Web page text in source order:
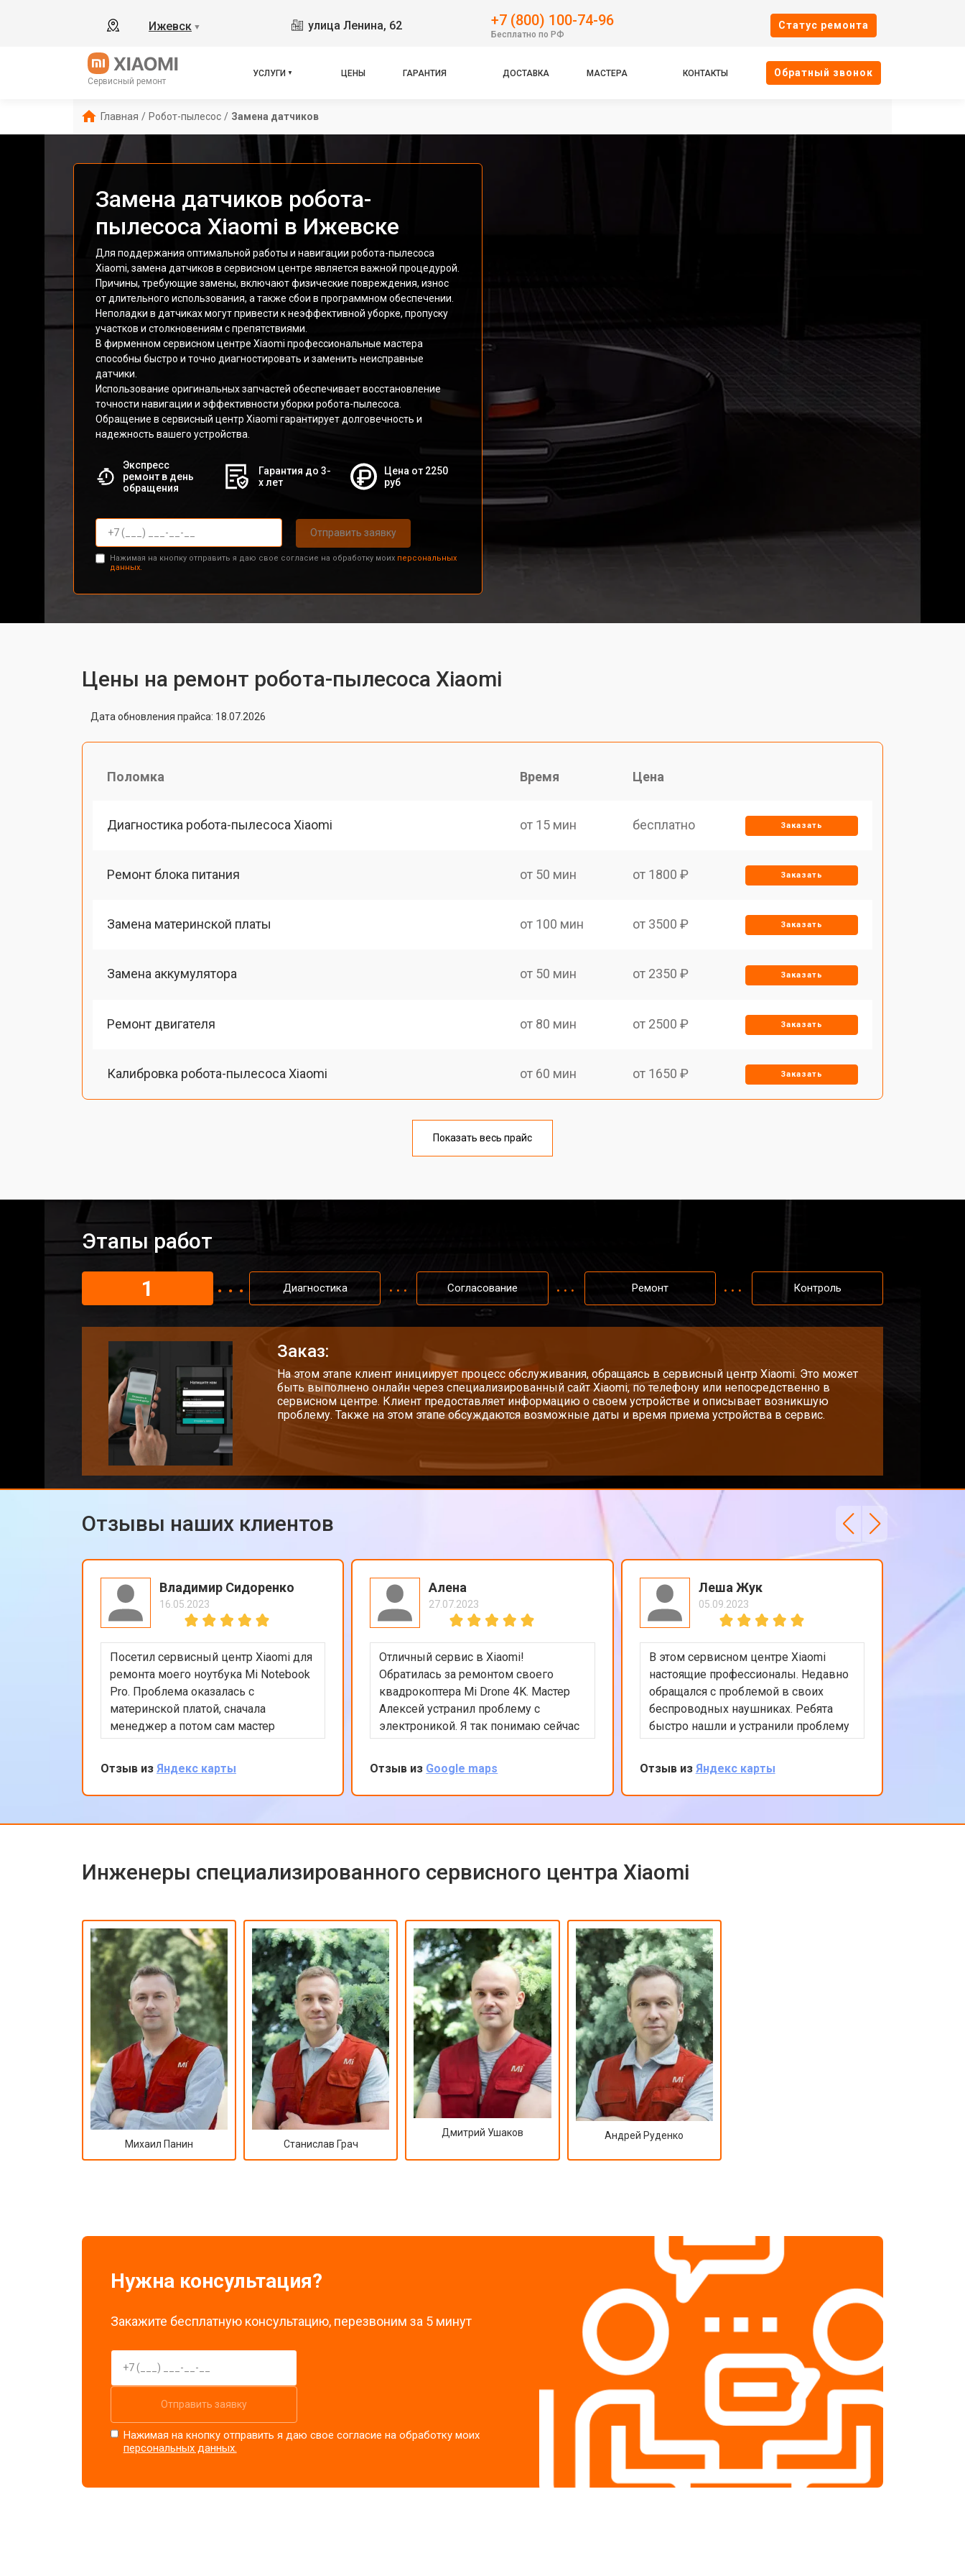
Ижевск ▼ улица Ленина, 62 +7 (800) 100-74-96
Бесплатно по РФ
Cтатус ремонта
Сервисный ремонт
УСЛУГИ ЦЕНЫ ГАРАНТИЯ ДОСТАВКА МАСТЕРА КОНТАКТЫ Oбратный звонок
Главная / Робот-пылесос / Замена датчиков
Замена датчиков робота-
пылесоса Xiaomi в Ижевске
Для поддержания оптимальной работы и навигации робота-пылесоса
Xiaomi, замена датчиков в сервисном центре является важной процедурой.
Причины, требующие замены, включают физические повреждения, износ
от длительного использования, а также сбои в программном обеспечении.
Неполадки в датчиках могут привести к неэффективной уборке, пропуску
участков и столкновениям с препятствиями.
В фирменном сервисном центре Xiaomi профессиональные мастера
способны быстро и точно диагностировать и заменить неисправные
датчики.
Использование оригинальных запчастей обеспечивает восстановление
точности навигации и эффективности уборки робота-пылесоса.
Обращение в сервисный центр Xiaomi гарантирует долговечность и
надежность вашего устройства.
Экспресс
ремонт в день
обращения
Гарантия до 3-
х лет
Цена от 2250
руб
Отправить заявку
Нажимая на кнопку отправить я даю свое согласие на обработку моих персональных
данных.
Цены на ремонт робота-пылесоса Xiaomi
Дата обновления прайса: 18.07.2026
Поломка Время Цена
Диагностика робота-пылесоса Xiaomi от 15 мин бесплатно Заказать
Ремонт блока питания от 50 мин от 1800 ₽ Заказать
Замена материнской платы от 100 мин от 3500 ₽ Заказать
Замена аккумулятора от 50 мин от 2350 ₽ Заказать
Ремонт двигателя от 80 мин от 2500 ₽ Заказать
Калибровка робота-пылесоса Xiaomi от 60 мин от 1650 ₽ Заказать
от 50 мин
Показать весь прайс
Этапы работ
1
Диагностика Согласование Ремонт Контроль
Заказ:
На этом этапе клиент инициирует процесс обслуживания, обращаясь в сервисный центр Xiaomi. Это может
быть выполнено онлайн через специализированный сайт Xiaomi, по телефону или непосредственно в
сервисном центре. Клиент предоставляет информацию о своем устройстве и описывает возникшую
проблему. Также на этом этапе обсуждаются возможные даты и время приема устройства в сервис.
Отзывы наших клиентов
Владимир Сидоренко
16.05.2023
Посетил сервисный центр Xiaomi для
ремонта моего ноутбука Mi Notebook
Pro. Проблема оказалась с
материнской платой, сначала
менеджер а потом сам мастер
подробно объяснили процесс
ремонта. Утром оставил заявку, в
обед курьер приехал и к вечеру
ноутбук был готов-очень быстро.
качеством ремонта.
Отзыв из Яндекс карты
Алена
27.07.2023
Отличный сервис в Xiaomi!
Обратилась за ремонтом своего
квадрокоптера Mi Drone 4K. Мастер
Алексей устранил проблему с
электроникой. Я так понимаю сейчас
квадрокоптеры часто в сервсиы
прилетают на ремонт и цены на них
взлетели ай-ай. Вообще в сервисе
все было сделано быстро и
приемлемой с учетом нынешних цен
технику!
Отзыв из Google maps
Леша Жук
05.09.2023
В этом сервисном центре Xiaomi
настоящие профессионалы. Недавно
обращался с проблемой в своих
беспроводных наушниках. Ребята
быстро нашли и устранили проблему
с подключением. Цены адекватные,
обслуживание на высоком уровне.
Отзыв из Яндекс карты
Инженеры специализированного сервисного центра Xiaomi
Михаил Панин Станислав Грач
Дмитрий Ушаков Андрей Руденко
Нужна консультация?
Закажите бесплатную консультацию, перезвоним за 5 минут
Отправить заявку
Нажимая на кнопку отправить я даю свое согласие на обработку моих
персональных данных.